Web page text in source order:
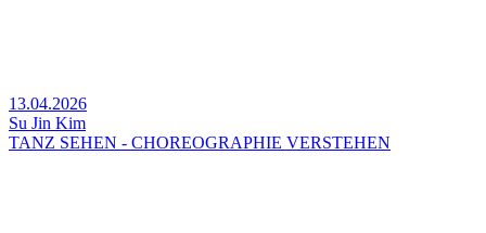
13.04.2026
Su Jin Kim
TANZ SEHEN - CHOREOGRAPHIE VERSTEHEN